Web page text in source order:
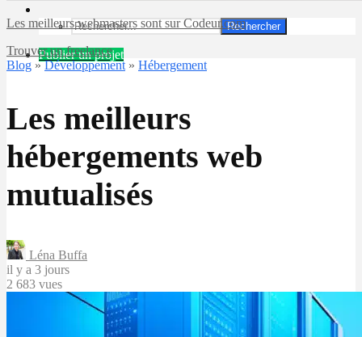
Rechercher
Publier un projet
Les meilleurs webmasters sont sur Codeur.com
Trouver un freelance
Blog »Développement » Hébergement
Les meilleurs
hébergements web
mutualisés
Léna Buffa
il y a 3 jours
2 683 vues